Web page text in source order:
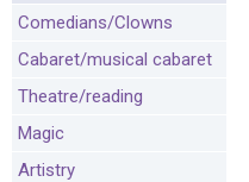
Comedians/Clowns
Cabaret/musical cabaret
Theatre/reading
Magic
Artistry